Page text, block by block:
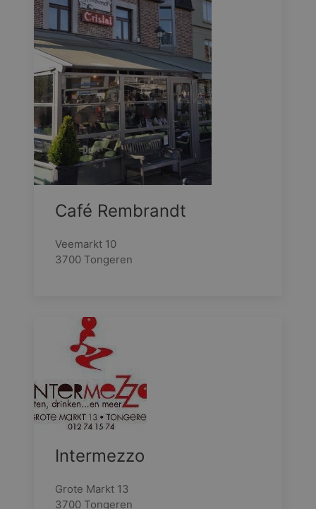
Café Rembrandt
Veemarkt 10
3700 Tongeren
Intermezzo
Grote Markt 13
3700 Tongeren